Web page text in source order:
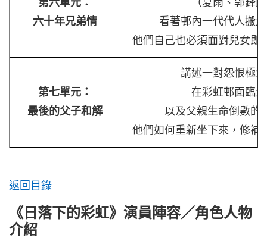
六十年兄弟情
看著邨內一代代人搬
他們自己也必須面對兒女即
第七單元：
最後的父子和解
講述一對怨恨極
在彩虹邨面臨
以及父親生命倒數的
他們如何重新坐下來，修補
返回目錄
《日落下的彩虹》演員陣容／角色人物
介紹